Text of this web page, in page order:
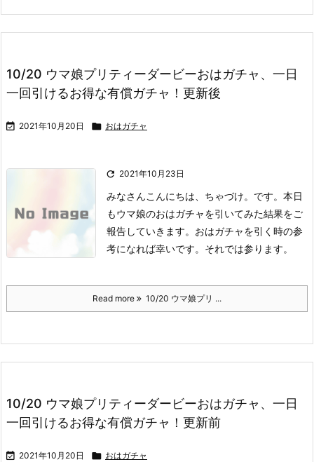
10/20 ウマ娘プリティーダービーおはガチャ、一日
一回引けるお得な有償ガチャ！更新後
 2021年10月20日  おはガチャ
 2021年10月23日
みなさんこんにちは、ちゃづけ。です。 本日
もウマ娘のおはガチャを引いてみた結果をご
報告していきます。 おはガチャを引く時の参
考になれば幸いです。 それでは参ります。
Read more 10/20 ウマ娘プリ ...
10/20 ウマ娘プリティーダービーおはガチャ、一日
一回引けるお得な有償ガチャ！更新前
 2021年10月20日  おはガチャ